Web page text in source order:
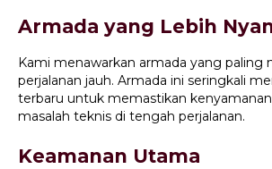
Armada yang Lebih
Kami menawarkan armada yang paling
perjalanan jauh. Armada ini seringkali
terbaru untuk memastikan
masalah teknis di tengah perjalanan.
Keamanan Utama